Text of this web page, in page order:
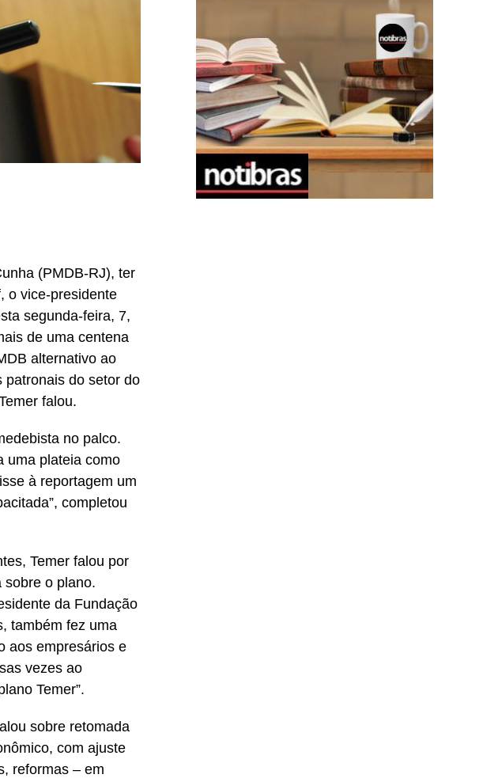
(PMDB-RJ), ter
o vice-presidente
segunda-feira, 7,
de uma centena
alternativo ao
patronais do setor do
falou.
no palco.
uma plateia como
à reportagem um
completou
Temer falou por
sobre o plano.
da Fundação
também fez uma
aos empresários e
vezes ao
Temer”.
sobre retomada
com ajuste
reformas – em